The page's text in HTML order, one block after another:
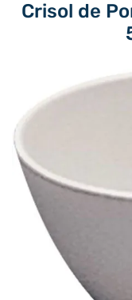
Crisol de